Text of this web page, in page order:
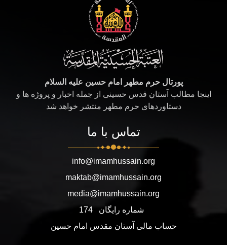
پورتال حرم مطهر امام حسین علیه السلام
اینجا مطالب آستان قدس حسینی از جمله اخبار و پروژه ها و
دستاوردهای حرم مطهر منتشر خواهد شد
تماس با ما
info@imamhussain.org
maktab@imamhussain.org
media@imamhussain.org
شماره رایگان
174
حساب مالی آستان مقدس امام حسین